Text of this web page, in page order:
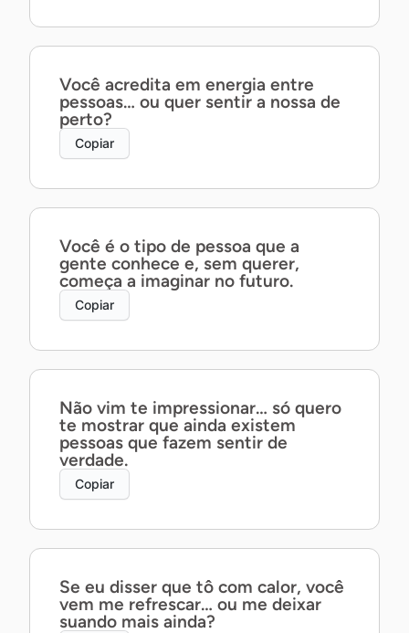
Você acredita em energia entre
pessoas… ou quer sentir a nossa de
perto?
Copiar
Você é o tipo de pessoa que a
gente conhece e, sem querer,
começa a imaginar no futuro.
Copiar
Não vim te impressionar… só quero
te mostrar que ainda existem
pessoas que fazem sentir de
verdade.
Copiar
Se eu disser que tô com calor, você
vem me refrescar… ou me deixar
suando mais ainda?